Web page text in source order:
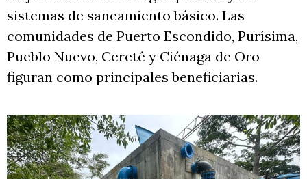
sistemas de saneamiento básico. Las
comunidades de Puerto Escondido, Purísima,
Pueblo Nuevo, Cereté y Ciénaga de Oro
figuran como principales beneficiarias.